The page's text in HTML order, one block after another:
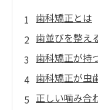
歯科矯正とは
歯並びを整え
歯科矯正が持
歯科矯正が虫
正しい噛み合